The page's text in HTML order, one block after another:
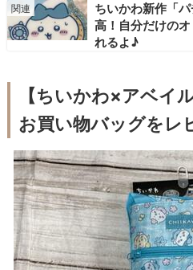
ちいかわ新作「
高！自分だけの
れるよ♪
【ちいかわ×アベイ
お買い物バッグをレ